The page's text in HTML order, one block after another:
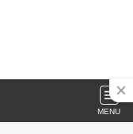
MENU